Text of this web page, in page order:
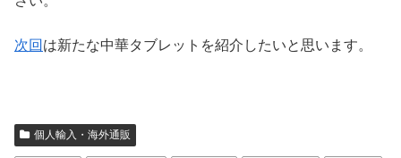
次回 は新たな中華タブレットを紹介したいと思います。
個人輸入・海外通販